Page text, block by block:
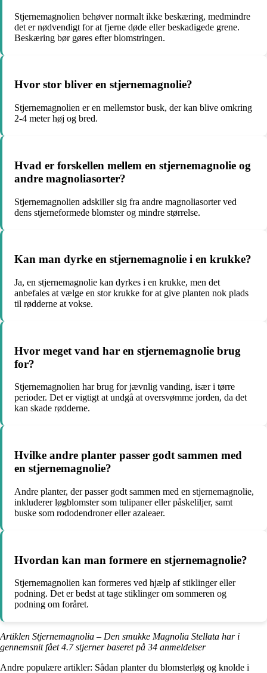
Stjernemagnolien behøver normalt ikke beskæring, medmindre
det er nødvendigt for at fjerne døde eller beskadigede grene.
Beskæring bør gøres efter blomstringen.
Hvor stor bliver en stjernemagnolie?
Stjernemagnolien er en mellemstor busk, der kan blive omkring
2-4 meter høj og bred.
Hvad er forskellen mellem en stjernemagnolie og
andre magnoliasorter?
Stjernemagnolien adskiller sig fra andre magnoliasorter ved
dens stjerneformede blomster og mindre størrelse.
Kan man dyrke en stjernemagnolie i en krukke?
Ja, en stjernemagnolie kan dyrkes i en krukke, men det
anbefales at vælge en stor krukke for at give planten nok plads
til rødderne at vokse.
Hvor meget vand har en stjernemagnolie brug
for?
Stjernemagnolien har brug for jævnlig vanding, især i tørre
perioder. Det er vigtigt at undgå at oversvømme jorden, da det
kan skade rødderne.
Hvilke andre planter passer godt sammen med
en stjernemagnolie?
Andre planter, der passer godt sammen med en stjernemagnolie,
inkluderer løgblomster som tulipaner eller påskeliljer, samt
buske som rododendroner eller azaleaer.
Hvordan kan man formere en stjernemagnolie?
Stjernemagnolien kan formeres ved hjælp af stiklinger eller
podning. Det er bedst at tage stiklinger om sommeren og
podning om foråret.
Artiklen Stjernemagnolia – Den smukke Magnolia Stellata har i
gennemsnit fået4.7stjerner baseret på 34 anmeldelser
Andre populære artikler: Sådan planter du blomsterløg og knolde i